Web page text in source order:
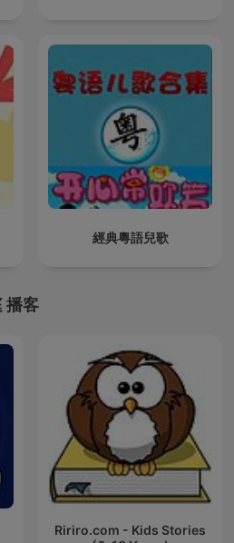
經典粵語兒歌
播客
Ririro.com - Kids Stories